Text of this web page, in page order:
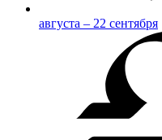
августа – 22 сентября